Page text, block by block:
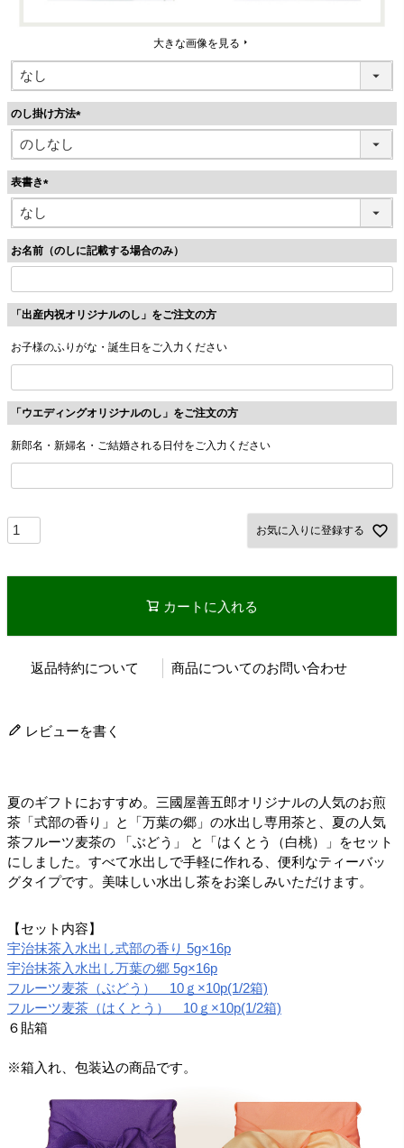
大きな画像を見る
のし掛け方法
(
表書き
(
必
お名前（のしに記載する場合のみ）
「出産内祝オリジナルのし」をご注文の方
お子様のふりがな・誕生日をご入力ください
「ウエディングオリジナルのし」をご注文の方
新郎名・新婦名・ご結婚される日付をご入力ください
お気に入りに登録する
カートに入れる
返品特約について 商品についてのお問い合わせ
レビューを書く
夏のギフトにおすすめ。三國屋善五郎オリジナルの人気のお煎
茶「式部の香り」と「万葉の郷」の水出し専用茶と、夏の人気
茶フルーツ麦茶の 「ぶどう」 と「はくとう（白桃）」をセット
にしました。すべて水出しで手軽に作れる、便利なティーバッ
グタイプです。美味しい水出し茶をお楽しみいただけます。
【セット内容】
宇治抹茶入水出し式部の香り 5g×16p
宇治抹茶入水出し万葉の郷 5g×16p
フルーツ麦茶（ぶどう） 10ｇ×10p(1/2箱)
フルーツ麦茶（はくとう） 10ｇ×10p(1/2箱)
６貼箱
※箱入れ、包装込の商品です。